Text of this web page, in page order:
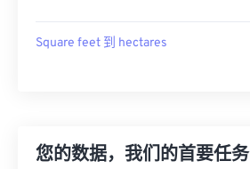
Square feet 到 hectares
您的数据，我们的首要任务